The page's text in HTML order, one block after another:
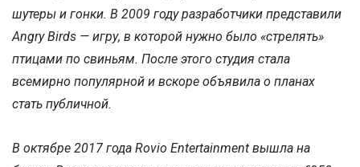
шутеры и гонки. В 2009 году разработчики представили
Angry Birds — игру, в которой нужно было «стрелять»
птицами по свиньям. После этого студия стала
всемирно популярной и вскоре объявила о планах
стать публичной.
В октябре 2017 года Rovio Entertainment вышла на